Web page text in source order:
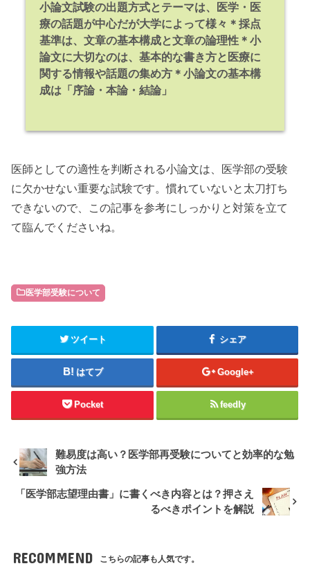
小論文試験の出題方式とテーマは、医学・医
療の話題が中心だが大学によって様々 ＊採点
基準は、文章の基本構成と文章の論理性 ＊小
論文に大切なのは、基本的な書き方と医療に
関する情報や話題の集め方 ＊小論文の基本構
成は「序論・本論・結論」
医師としての適性を判断される小論文は、医学部の受験
に欠かせない重要な試験です。慣れていないと太刀打ち
できないので、この記事を参考にしっかりと対策を立て
て臨んでくださいね。
医学部受験について
ツイート シェア
はてブ Google+
Pocket feedly
難易度は高い？医学部再受験についてと効率的な勉
強方法
「医学部志望理由書」に書くべき内容とは？押さえ
るべきポイントを解説
RECOMMEND こちらの記事も人気です。